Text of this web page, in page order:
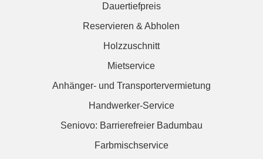
Dauertiefpreis
Reservieren & Abholen
Holzzuschnitt
Mietservice
Anhänger- und Transportervermietung
Handwerker-Service
Seniovo: Barrierefreier Badumbau
Farbmischservice